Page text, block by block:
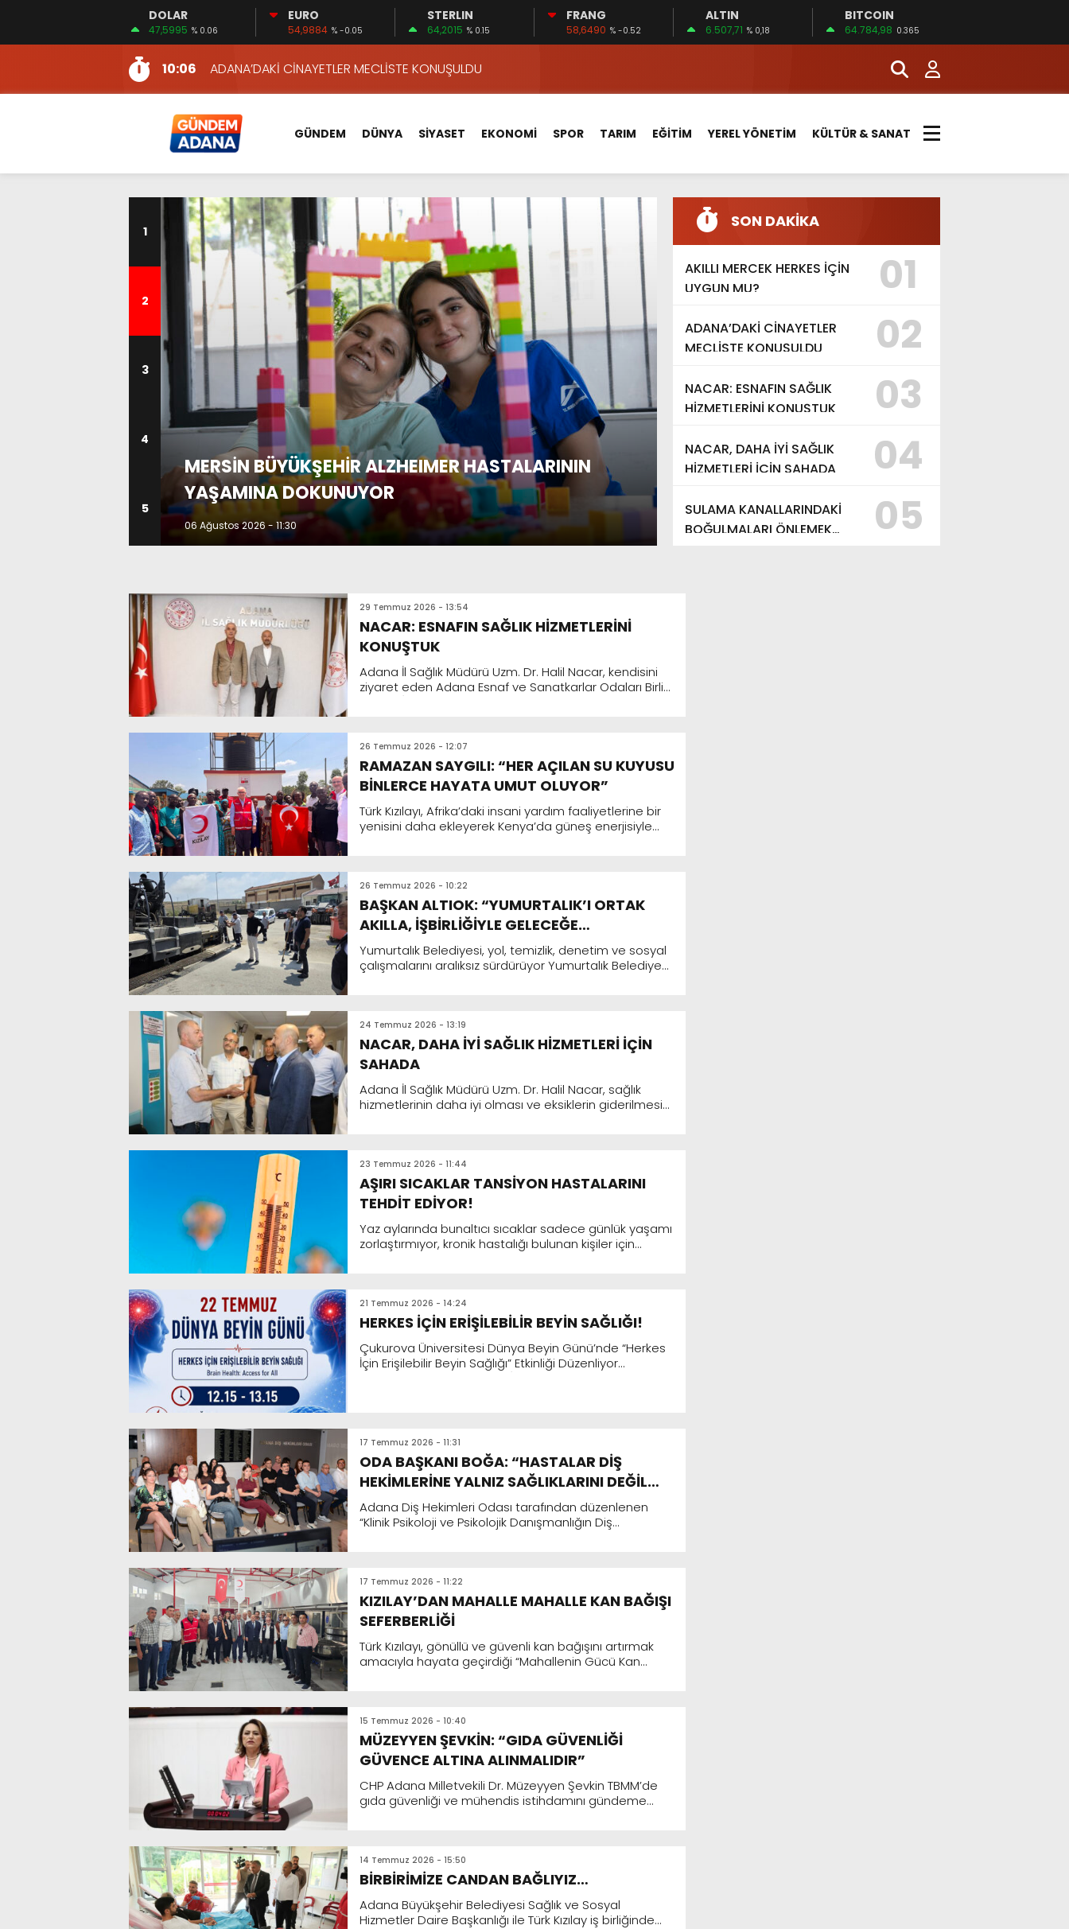
DOLAR
47,5995 % 0.06
EURO
54,9884 % -0.05
STERLIN
64,2015 % 0.15
FRANG
58,6490 % -0.52
ALTIN
6.507,71 % 0,18
BITCOIN
64.784,98 0.365
12:54
YÜKSEL YEŞİLOVA, KOSOVA YOLUNDA…
16:00
AKILLI MERCEK HERKES İÇİN UYGUN MU?
10:06
ADANA’DAKİ CİNAYETLER MECLİSTE KONUŞULDU
13:54
NACAR: ESNAFIN SAĞLIK HİZMETLERİNİ KONUŞTUK
13:19
NACAR, DAHA İYİ SAĞLIK HİZMETLERİ İÇİN SAHADA
7:26
SULAMA KANALLARINDAKİ BOĞULMALARI ÖNLEMEK İÇİN GÖRÜŞTÜLER…
14:24
HERKES İÇİN ERİŞİLEBİLİR BEYİN SAĞLIĞI!
14:22
EMEKLİLER EN DÜŞÜK EMEKLİ AYLIĞININ 40 BİN LİRA OLMASINI İSTİYOR!
13:10
İKİNCİ 500’DE ADANA’DAN 15 FİRMA
13:48
HAFTA SONUNA ÖZEL KİTAPLAR…
12:54
YÜKSEL YEŞİLOVA, KOSOVA YOLUNDA…
16:00
AKILLI MERCEK HERKES İÇİN UYGUN MU?
GÜNDEM DÜNYA SİYASET EKONOMİ SPOR TARIM EĞİTİM YEREL YÖNETİM KÜLTÜR & SANAT
1
2
3
4
5
MERSİN BÜYÜKŞEHİR ALZHEIMER HASTALARININ
YAŞAMINA DOKUNUYOR
06 Ağustos 2026 - 11:30
BAŞKAN ERDİNÇ ALTIOK: “DAHA TEMİZ VE
04 Ağustos 2026 - 12:13
SON DAKİKA
AKILLI MERCEK HERKES İÇİN
UYGUN MU?
01
ADANA’DAKİ CİNAYETLER
MECLİSTE KONUŞULDU
02
NACAR: ESNAFIN SAĞLIK
HİZMETLERİNİ KONUŞTUK
03
NACAR, DAHA İYİ SAĞLIK
HİZMETLERİ İÇİN SAHADA
04
SULAMA KANALLARINDAKİ
BOĞULMALARI ÖNLEMEK
05
29 Temmuz 2026 - 13:54
NACAR: ESNAFIN SAĞLIK HİZMETLERİNİ
KONUŞTUK
Adana İl Sağlık Müdürü Uzm. Dr. Halil Nacar, kendisini
ziyaret eden Adana Esnaf ve Sanatkarlar Odaları Birliği
26 Temmuz 2026 - 12:07
RAMAZAN SAYGILI: “HER AÇILAN SU KUYUSU
BİNLERCE HAYATA UMUT OLUYOR”
Türk Kızılayı, Afrika’daki insani yardım faaliyetlerine bir
yenisini daha ekleyerek Kenya’da güneş enerjisiyle
26 Temmuz 2026 - 10:22
BAŞKAN ALTIOK: “YUMURTALIK’I ORTAK
AKILLA, İŞBİRLİĞİYLE GELECEĞE
HAZIRLIYORUZ”
Yumurtalık Belediyesi, yol, temizlik, denetim ve sosyal
çalışmalarını aralıksız sürdürüyor Yumurtalık Belediyesi,
24 Temmuz 2026 - 13:19
NACAR, DAHA İYİ SAĞLIK HİZMETLERİ İÇİN
SAHADA
Adana İl Sağlık Müdürü Uzm. Dr. Halil Nacar, sağlık
hizmetlerinin daha iyi olması ve eksiklerin giderilmesi
23 Temmuz 2026 - 11:44
AŞIRI SICAKLAR TANSİYON HASTALARINI
TEHDİT EDİYOR!
Yaz aylarında bunaltıcı sıcaklar sadece günlük yaşamı
zorlaştırmıyor, kronik hastalığı bulunan kişiler için
21 Temmuz 2026 - 14:24
HERKES İÇİN ERİŞİLEBİLİR BEYİN SAĞLIĞI!
Çukurova Üniversitesi Dünya Beyin Günü’nde “Herkes
İçin Erişilebilir Beyin Sağlığı” Etkinliği Düzenliyor
17 Temmuz 2026 - 11:31
ODA BAŞKANI BOĞA: “HASTALAR DİŞ
HEKİMLERİNE YALNIZ SAĞLIKLARINI DEĞİL
DUYGULARINI DA EMANET EDİYOR”
Adana Diş Hekimleri Odası tarafından düzenlenen
“Klinik Psikoloji ve Psikolojik Danışmanlığın Diş
17 Temmuz 2026 - 11:22
KIZILAY’DAN MAHALLE MAHALLE KAN BAĞIŞI
SEFERBERLİĞİ
Türk Kızılayı, gönüllü ve güvenli kan bağışını artırmak
amacıyla hayata geçirdiği “Mahallenin Gücü Kan
15 Temmuz 2026 - 10:40
MÜZEYYEN ŞEVKİN: “GIDA GÜVENLİĞİ
GÜVENCE ALTINA ALINMALIDIR”
CHP Adana Milletvekili Dr. Müzeyyen Şevkin TBMM’de
gıda güvenliği ve mühendis istihdamını gündeme
14 Temmuz 2026 - 15:50
BİRBİRİMİZE CANDAN BAĞLIYIZ…
Adana Büyükşehir Belediyesi Sağlık ve Sosyal
Hizmetler Daire Başkanlığı ile Türk Kızılay iş birliğinde